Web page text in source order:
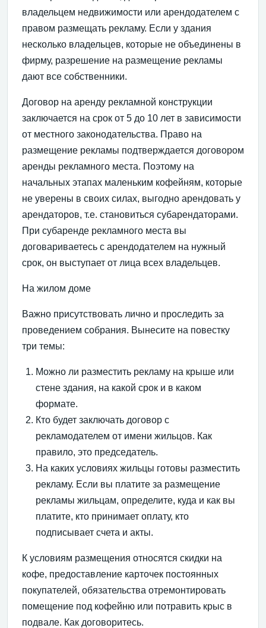
владельцем недвижимости или арендодателем с
правом размещать рекламу. Если у здания
несколько владельцев, которые не объединены в
фирму, разрешение на размещение рекламы
дают все собственники.
Договор на аренду рекламной конструкции
заключается на срок от 5 до 10 лет в зависимости
от местного законодательства. Право на
размещение рекламы подтверждается договором
аренды рекламного места. Поэтому на
начальных этапах маленьким кофейням, которые
не уверены в своих силах, выгодно арендовать у
арендаторов, т.е. становиться субарендаторами.
При субаренде рекламного места вы
договариваетесь с арендодателем на нужный
срок, он выступает от лица всех владельцев.
На жилом доме
Важно присутствовать лично и проследить за
проведением собрания. Вынесите на повестку
три темы:
Можно ли разместить рекламу на крыше или
стене здания, на какой срок и в каком
формате.
Кто будет заключать договор с
рекламодателем от имени жильцов. Как
правило, это председатель.
На каких условиях жильцы готовы разместить
рекламу. Если вы платите за размещение
рекламы жильцам, определите, куда и как вы
платите, кто принимает оплату, кто
подписывает счета и акты.
К условиям размещения относятся скидки на
кофе, предоставление карточек постоянных
покупателей, обязательства отремонтировать
помещение под кофейню или потравить крыс в
подвале. Как договоритесь.